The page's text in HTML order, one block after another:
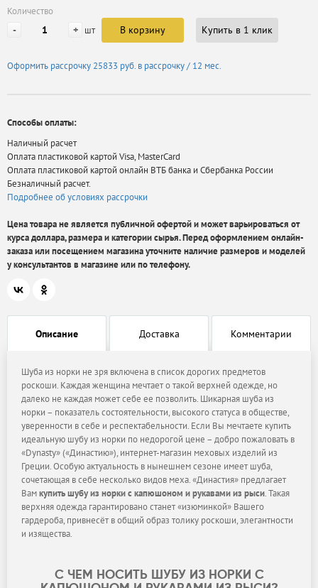
Количество
- + шт В корзину Купить в 1 клик
Оформить рассрочку 25833 руб. в рассрочку / 12 мес.
Способы оплаты:
Наличный расчет
Оплата пластиковой картой Visa, MasterCard
Оплата пластиковой картой онлайн ВТБ банка и Сбербанка России
Безналичный расчет.
Подробнее об условиях рассрочки
Цена товара не является публичной офертой и может варьироваться от
курса доллара, размера и категории сырья. Перед оформлением онлайн-
заказа или посещением магазина уточните наличие размеров и моделей
у консультантов в магазине или по телефону.
Описание Доставка Комментарии
Шуба из норки не зря включена в список дорогих предметов
роскоши. Каждая женщина мечтает о такой верхней одежде, но
далеко не каждая может себе ее позволить. Шикарная шуба из
норки – показатель состоятельности, высокого статуса в обществе,
уверенности в себе и респектабельности. Если Вы мечтаете купить
идеальную шубу из норки по недорогой цене – добро пожаловать в
«Dynasty» («Династию»), интернет-магазин меховых изделий из
Греции. Особую актуальность в нынешнем сезоне имеет шуба,
сочетающая в себе несколько видов меха. «Династия» предлагает
Вамкупить шубу из норки с капюшоном и рукавами из рыси. Такая
верхняя одежда гарантировано станет «изюминкой» Вашего
гардероба, привнесёт в общий образ толику роскоши, элегантности
и изящества.
С ЧЕМ НОСИТЬ ШУБУ ИЗ НОРКИ С